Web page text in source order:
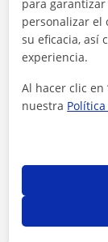
1ª clase
para
personalizar el
su eficacia, así
experiencia.
Al hacer clic en
nuestra